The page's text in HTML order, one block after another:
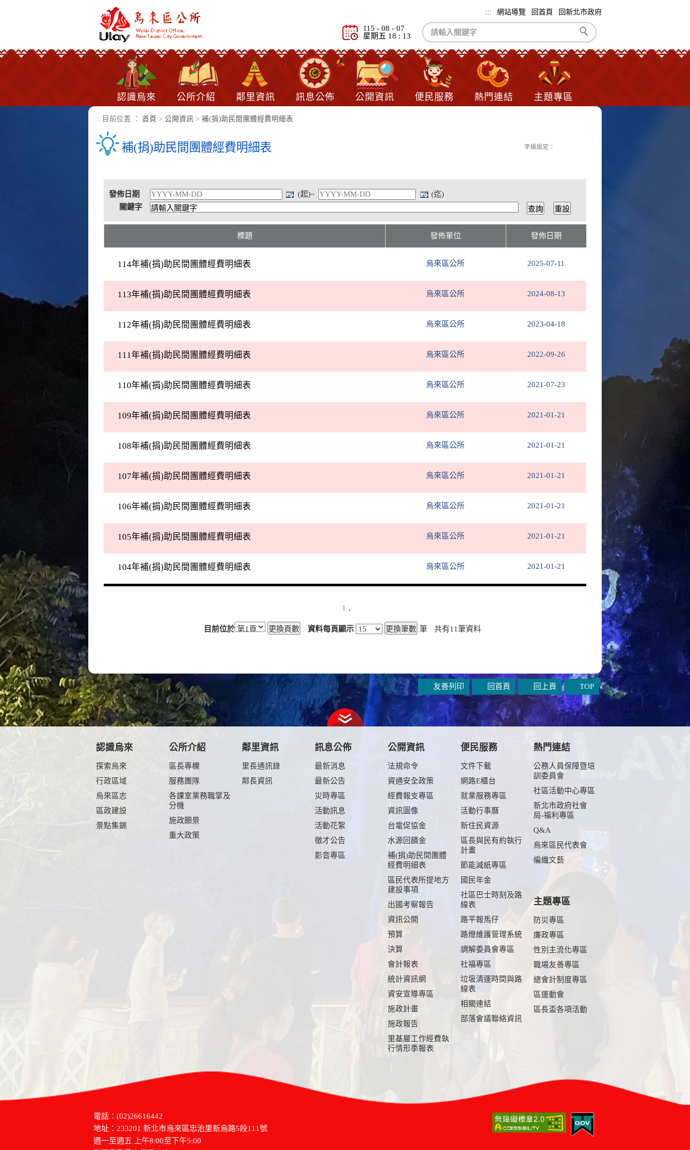
::: 網站導覽 回首頁 回新北市政府
115 - 08 - 07
星期五 18 : 13
認識烏來 公所介紹 鄰里資訊 訊息公佈 公開資訊 便民服務 熱門連結 主題專區
::: 目前位置 ： 首頁 > 公開資訊 > 補(捐)助民間團體經費明細表
補(捐)助民間團體經費明細表 字級設定：
發佈日期 (起)~
(迄)
關鍵字
標題 發佈單位 發佈日期
114年補(捐)助民間團體經費明細表 烏來區公所 2025-07-11
113年補(捐)助民間團體經費明細表 烏來區公所 2024-08-13
112年補(捐)助民間團體經費明細表 烏來區公所 2023-04-18
111年補(捐)助民間團體經費明細表 烏來區公所 2022-09-26
110年補(捐)助民間團體經費明細表 烏來區公所 2021-07-23
109年補(捐)助民間團體經費明細表 烏來區公所 2021-01-21
108年補(捐)助民間團體經費明細表 烏來區公所 2021-01-21
107年補(捐)助民間團體經費明細表 烏來區公所 2021-01-21
106年補(捐)助民間團體經費明細表 烏來區公所 2021-01-21
105年補(捐)助民間團體經費明細表 烏來區公所 2021-01-21
104年補(捐)助民間團體經費明細表 烏來區公所 2021-01-21
1 ,
目前位於 資料每頁顯示 筆 共有11筆資料
友善列印 回首頁 回上頁 TOP
認識烏來
探索烏來
行政區域
烏來區志
區政建設
景點集錦
公所介紹
區長專欄
服務團隊
各課室業務職掌及
分機
施政願景
重大政策
鄰里資訊
里長通訊錄
鄰長資訊
訊息公佈
最新消息
最新公告
災時專區
活動訊息
活動花絮
徵才公告
影音專區
公開資訊
法規命令
資通安全政策
經費報支專區
資訊圖像
台電促協金
水源回饋金
補(捐)助民間團體
經費明細表
區民代表所提地方
建設事項
出國考察報告
資訊公開
預算
決算
會計報表
統計資訊網
資安宣導專區
施政計畫
施政報告
里基層工作經費執
行情形季報表
便民服務
文件下載
網路E櫃台
就業服務專區
活動行事曆
新住民資源
區長與民有約執行
計畫
節能減紙專區
國民年金
社區巴士時刻及路
線表
路平報馬仔
路燈維護管理系統
調解委員會專區
社福專區
垃圾清運時間與路
線表
相關連結
部落會議聯絡資訊
熱門連結
公務人員保障暨培
訓委員會
社區活動中心專區
新北市政府社會
局-福利專區
Q&A
烏來區民代表會
編織文藝
主題專區
防災專區
廉政專區
性別主流化專區
職場友善專區
總會計制度專區
區運動會
區長盃各項活動
電話：(02)26616442
地址：233201 新北市烏來區忠治里新烏路5段111號
週一至週五 上午8:00至下午5:00